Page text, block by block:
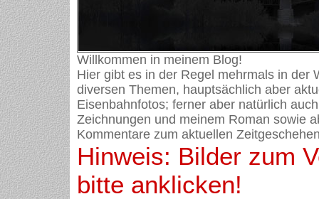
Willkommen in meinem Blog!
Hier gibt es in der Regel mehrmals in der
diversen Themen, hauptsächlich aber
Eisenbahnfotos; ferner aber natürlich
Zeichnungen und meinem Roman sowie
Kommentare zum aktuellen
Hinweis: Bilder zum
bitte anklicken!